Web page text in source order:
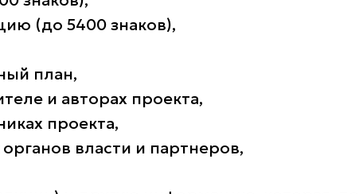
(до 5400 знаков),
план,
и авторах проекта,
проекта,
власти и партнеров,